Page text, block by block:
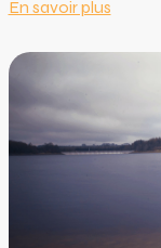
En savoir plus